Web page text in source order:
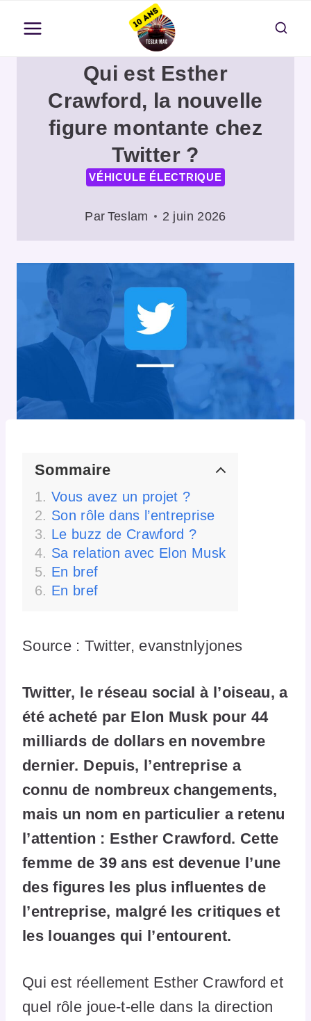
contenu
Qui est Esther
Crawford, la nouvelle
figure montante chez
Twitter ?
VÉHICULE ÉLECTRIQUE
Par Teslam 2 juin 2026
Sommaire
Vous avez un projet ?
Son rôle dans l’entreprise
Le buzz de Crawford ?
Sa relation avec Elon Musk
En bref
En bref
Source : Twitter, evanstnlyjones
Twitter, le réseau social à l’oiseau, a
été acheté par Elon Musk pour 44
milliards de dollars en novembre
dernier. Depuis, l’entreprise a
connu de nombreux changements,
mais un nom en particulier a retenu
l’attention : Esther Crawford. Cette
femme de 39 ans est devenue l’une
des figures les plus influentes de
l’entreprise, malgré les critiques et
les louanges qui l’entourent.
Qui est réellement Esther Crawford et
quel rôle joue-t-elle dans la direction